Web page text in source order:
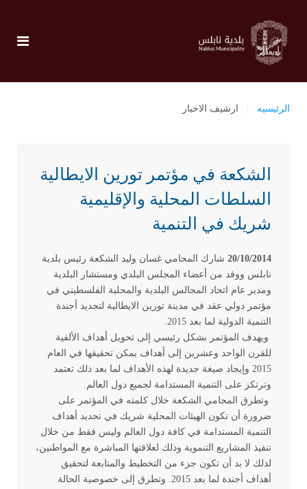
الرئيسيه ارشيف الاخبار
الشكعة في مؤتمر تورين الايطالية
السلطات المحلية والإقليمية
شريك في التنمية
20/10/2014 شارك المحامي غسان وليد الشكعة رئيس بلدية
نابلس ووفد من أعضاء المجلس البلدي ومستشار البلدية
ومدير عام اتحاد المجالس البلدية والمحلية الفلسطيني في
مؤتمر دولي عقد في مدينة تورين الايطالية لتحديد أجندة
التنمية الدولية لما بعد 2015.
ويهدف المؤتمر بشكل رئيسي إلى تحويل أهداف الألفية
للقرن الواحد وعشرين إلى أهداف يمكن تحقيقها في العام
2015 وإيجاد صيغة جديدة لهذه الأهداف لما بعد ذلك تعتمد
وترتكز على التنمية المستدامة لجميع دول العالم.
وتطرق المحامي الشكعة خلال كلمته في المؤتمر على
ضرورة أن تكون الهيئات المحلية شريك في تحديد أهداف
التنمية المستدامة في كافة دول العالم وليس فقط من خلال
تنفيذ المشاريع التنموية وذلك لعلاقتها المباشرة مع المواطنين،
لذلك لا بد أن تكون جزء من التخطيط والمتابعة لتحقيق
أهداف أجندة لما بعد 2015. وتطرق إلى خصوصية الحالة